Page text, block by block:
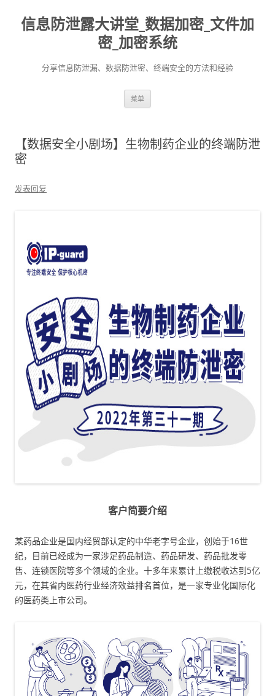
信息防泄露大讲堂_数据加密_文件加
密_加密系统
分享信息防泄漏、数据防泄密、终端安全的方法和经验
菜单
【数据安全小剧场】生物制药企业的终端防泄
密
发表回复
客户简要介绍
某药品企业是国内经贸部认定的中华老字号企业，创始于16世
纪，目前已经成为一家涉足药品制造、药品研发、药品批发零
售、连锁医院等多个领域的企业。十多年来累计上缴税收达到5亿
元，在其省内医药行业经济效益排名首位，是一家专业化国际化
的医药类上市公司。